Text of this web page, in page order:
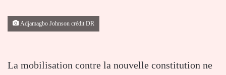
Adjamagbo Johnson crédit DR
La mobilisation contre la nouvelle constitution ne